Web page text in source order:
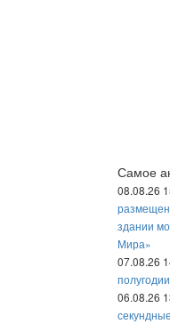
Самое
08.08.26
здании
Мира»
07.08.26
06.08.26